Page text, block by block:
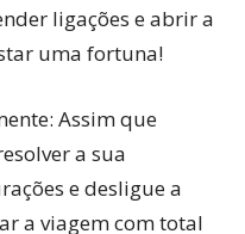
ligações e abrir a
uma fortuna!
Assim que
a sua
e desligue a
a viagem com total